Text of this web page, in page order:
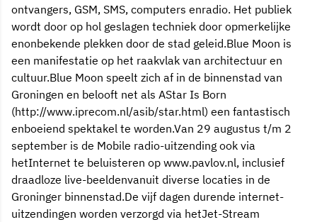
ontvangers, GSM, SMS, computers enradio. Het publiek
wordt door op hol geslagen techniek door opmerkelijke
enonbekende plekken door de stad geleid.Blue Moon is
een manifestatie op het raakvlak van architectuur en
cultuur.Blue Moon speelt zich af in de binnenstad van
Groningen en belooft net als AStar Is Born
(http://www.iprecom.nl/asib/star.html) een fantastisch
enboeiend spektakel te worden.Van 29 augustus t/m 2
september is de Mobile radio-uitzending ook via
hetInternet te beluisteren op www.pavlov.nl, inclusief
draadloze live-beeldenvanuit diverse locaties in de
Groninger binnenstad.De vijf dagen durende internet-
uitzendingen worden verzorgd via hetJet-Stream